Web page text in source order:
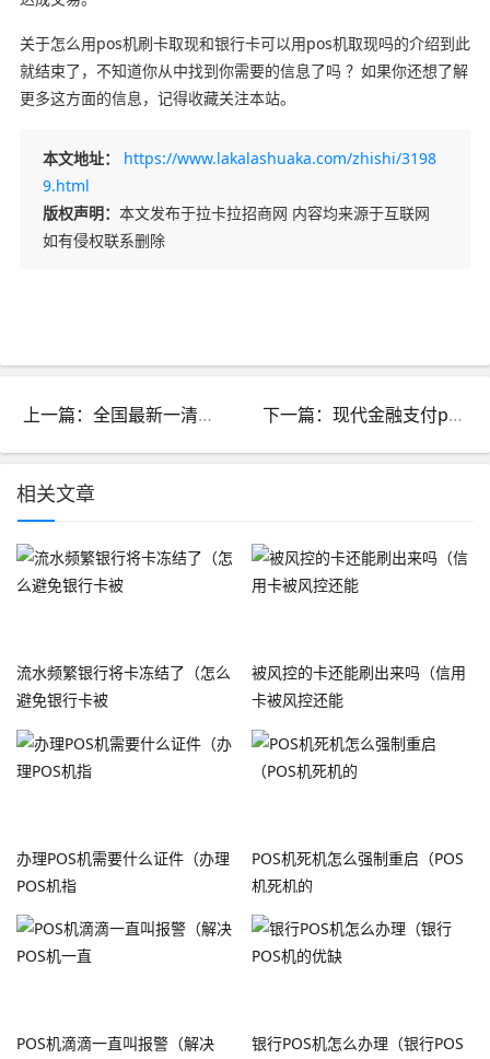
关于怎么用pos机刷卡取现和银行卡可以用pos机取现吗的介绍到此
就结束了，不知道你从中找到你需要的信息了吗 ？如果你还想了解
更多这方面的信息，记得收藏关注本站。
本文地址：
https://www.lakalashuaka.com/zhishi/3198
9.html
版权声明： 本文发布于拉卡拉招商网 内容均来源于互联网
如有侵权联系删除
上一篇：全国最新一清机排名银联商务POS机_全国最新一清机排名poss机排名 下一篇：现代金融支付pos机可靠吗_现代金融支付pos机可靠吗知乎
相关文章
流水频繁银行将卡冻结了（怎么
避免银行卡被
被风控的卡还能刷出来吗（信用
卡被风控还能
办理POS机需要什么证件（办理
POS机指
POS机死机怎么强制重启（POS
机死机的
POS机滴滴一直叫报警（解决
银行POS机怎么办理（银行POS